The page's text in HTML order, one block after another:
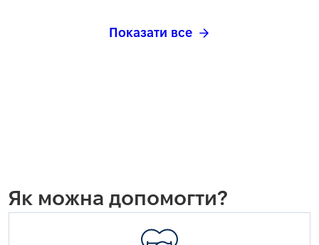
Показати все
Як можна допомогти?